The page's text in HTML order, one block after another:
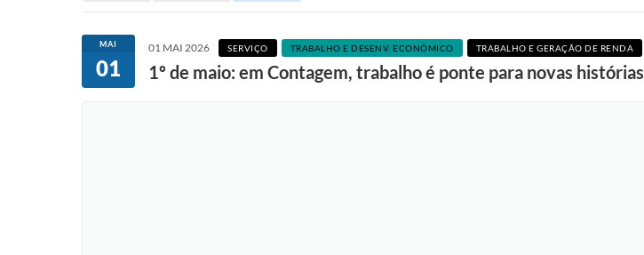
MAI
01
01 MAI 2026 SERVIÇO TRABALHO E DESENV. ECONÔMICO TRABALHO E GERAÇÃO DE RENDA
1º de maio: em Contagem, trabalho é ponte para novas histórias
F
o
t
o